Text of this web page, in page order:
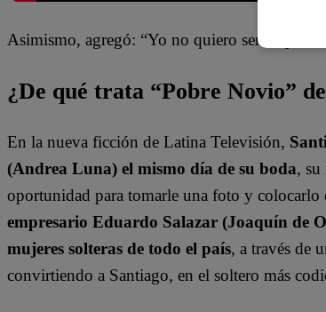
Asimismo, agregó: “Yo no quiero ser
¿De qué trata “Pobre Novio”
En la nueva ficción de Latina Televisión,
(Andrea Luna) el mismo día de su boda, su
oportunidad para tomarle una foto y colocarlo
empresario Eduardo Salazar (Joaquín de
mujeres solteras de todo el país, a través de
convirtiendo a Santiago, en el soltero más